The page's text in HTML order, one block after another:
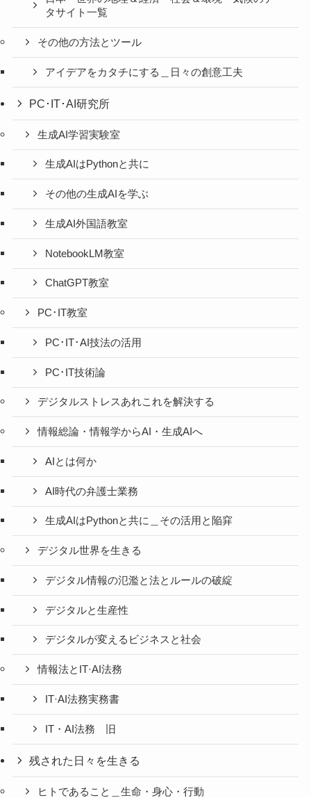
タサイト一覧
その他の方法とツール
アイデアをカタチにする＿日々の創意工夫
PC･IT･AI研究所
生成AI学習実験室
生成AIはPythonと共に
その他の生成AIを学ぶ
生成AI外国語教室
NotebookLM教室
ChatGPT教室
PC･IT教室
PC･IT･AI技法の活用
PC･IT技術論
デジタルストレスあれこれを解決する
情報総論・情報学からAI・生成AIへ
AIとは何か
AI時代の弁護士業務
生成AIはPythonと共に＿その活用と陥穽
デジタル世界を生きる
デジタル情報の氾濫と法とルールの破綻
デジタルと生産性
デジタルが変えるビジネスと社会
情報法とIT·AI法務
IT·AI法務実務書
IT・AI法務 旧
残された日々を生きる
ヒトであること＿生命・身心・行動